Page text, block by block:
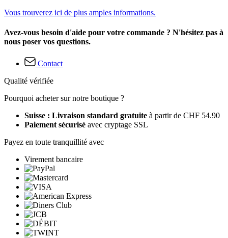
Vous trouverez ici de plus amples informations.
Avez-vous besoin d'aide pour votre commande ? N'hésitez pas à
nous poser vos questions.
Contact
Qualité vérifiée
Pourquoi acheter sur notre boutique ?
Suisse : Livraison standard gratuite à partir de CHF 54.90
Paiement sécurisé avec cryptage SSL
Payez en toute tranquillité avec
Virement bancaire